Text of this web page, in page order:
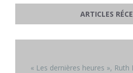
ARTICLES
« Les dernières heures », Ruth